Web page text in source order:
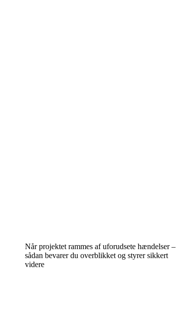
Når projektet rammes af uforudsete hændelser –
sådan bevarer du overblikket og styrer sikkert
videre